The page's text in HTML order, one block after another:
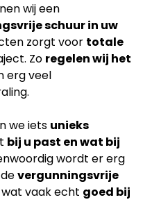
wij een
schuur in uw
zorgt voor totale
Zo regelen wij het
erg veel
we iets unieks
bij u past en wat bij
wordt er erg
vergunningsvrije
vaak echt goed bij